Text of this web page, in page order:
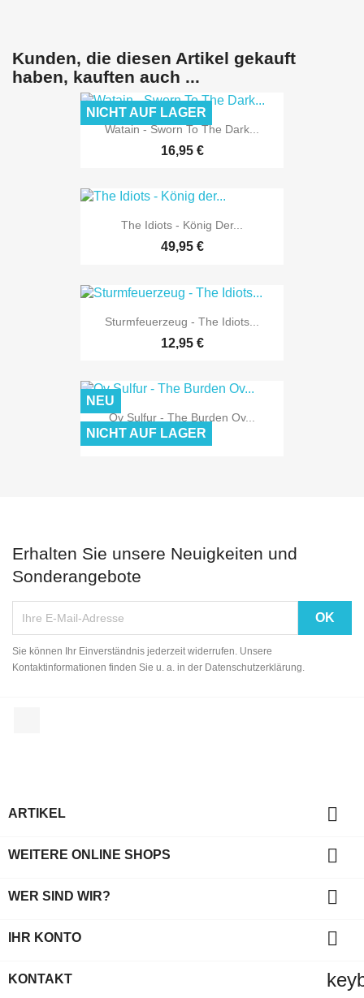
Kunden, die diesen Artikel gekauft
haben, kauften auch ...
Watain - Sworn To The Dark...
16,95 €
NICHT AUF LAGER
The Idiots - König Der...
49,95 €
Sturmfeuerzeug - The Idiots...
12,95 €
Ov Sulfur - The Burden Ov...
19,95 €
NEU
NICHT AUF LAGER
Erhalten Sie unsere Neuigkeiten und
Sonderangebote
Sie können Ihr Einverständnis jederzeit widerrufen. Unsere
Kontaktinformationen finden Sie u. a. in der Datenschutzerklärung.
ARTIKEL 
WEITERE ONLINE SHOPS 
WER SIND WIR? 
IHR KONTO 
KONTAKT